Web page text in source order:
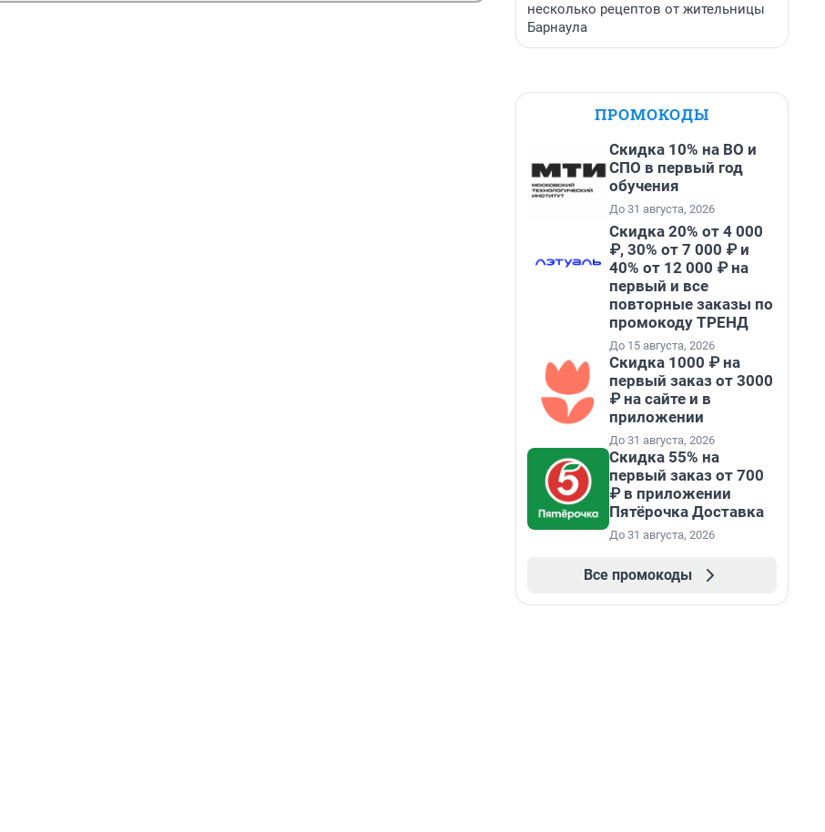
несколько рецептов от жительницы
Барнаула
ПРОМОКОДЫ
Скидка 10% на ВО и
СПО в первый год
обучения
До 31 августа, 2026
Скидка 20% от 4 000
₽, 30% от 7 000 ₽ и
40% от 12 000 ₽ на
первый и все
повторные заказы по
промокоду ТРЕНД
До 15 августа, 2026
Скидка 1000 ₽ на
первый заказ от 3000
₽ на сайте и в
приложении
До 31 августа, 2026
Скидка 55% на
первый заказ от 700
₽ в приложении
Пятёрочка Доставка
До 31 августа, 2026
Все промокоды